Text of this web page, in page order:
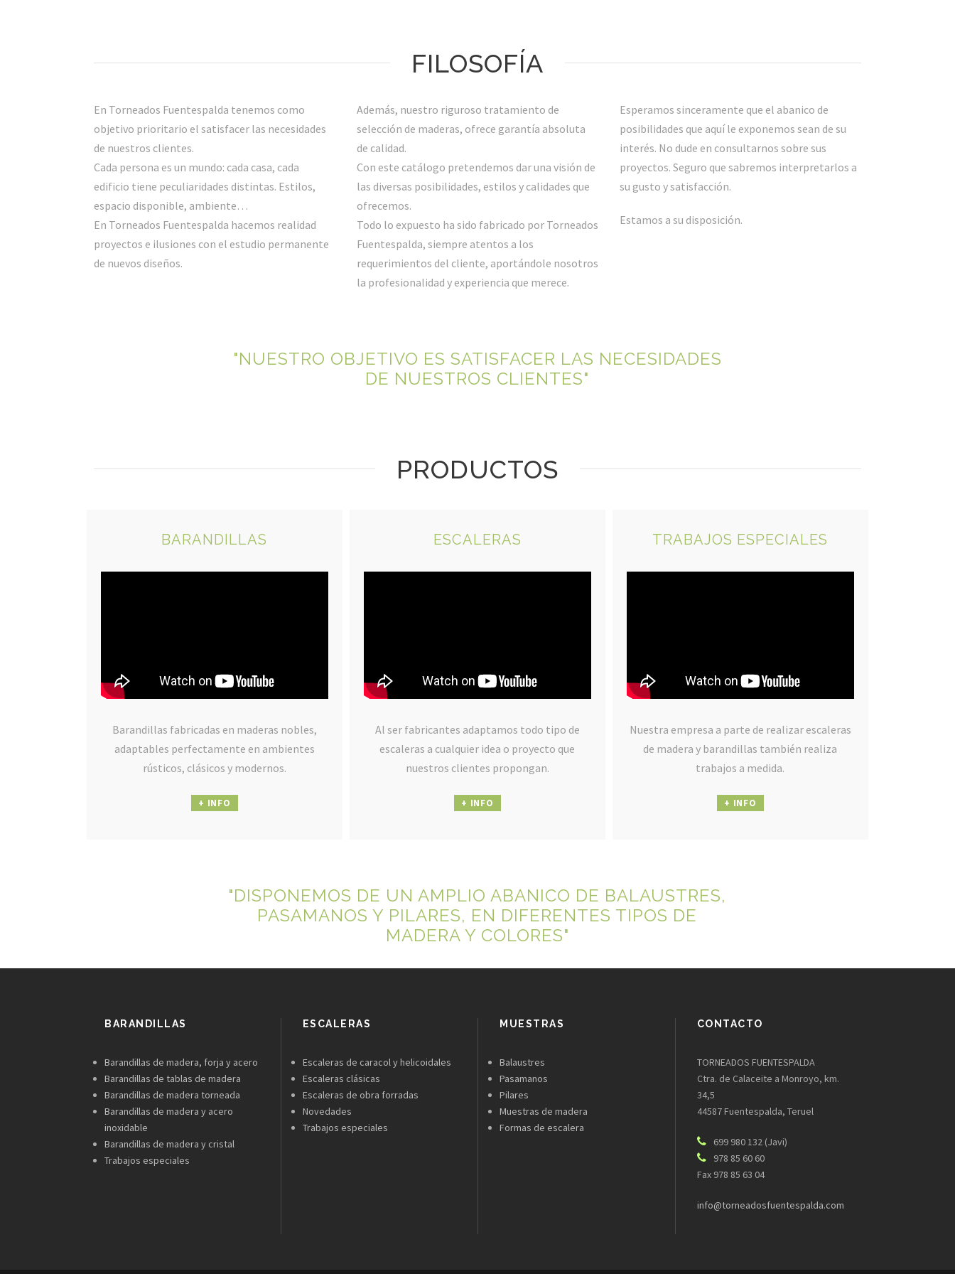
FILOSOFÍA
En Torneados Fuentespalda tenemos como
objetivo prioritario el satisfacer las necesidades
de nuestros clientes.
Cada persona es un mundo: cada casa, cada
edificio tiene peculiaridades distintas. Estilos,
espacio disponible, ambiente…
En Torneados Fuentespalda hacemos realidad
proyectos e ilusiones con el estudio permanente
de nuevos diseños.
Además, nuestro riguroso tratamiento de
selección de maderas, ofrece garantía absoluta
de calidad.
Con este catálogo pretendemos dar una visión de
las diversas posibilidades, estilos y calidades que
ofrecemos.
Todo lo expuesto ha sido fabricado por Torneados
Fuentespalda, siempre atentos a los
requerimientos del cliente, aportándole nosotros
la profesionalidad y experiencia que merece.
Esperamos sinceramente que el abanico de
posibilidades que aquí le exponemos sean de su
interés. No dude en consultarnos sobre sus
proyectos. Seguro que sabremos interpretarlos a
su gusto y satisfacción.
Estamos a su disposición.
"NUESTRO OBJETIVO ES SATISFACER LAS NECESIDADES
DE NUESTROS CLIENTES"
PRODUCTOS
BARANDILLAS
Barandillas fabricadas en maderas nobles,
adaptables perfectamente en ambientes
rústicos, clásicos y modernos.
+ INFO
ESCALERAS
Al ser fabricantes adaptamos todo tipo de
escaleras a cualquier idea o proyecto que
nuestros clientes propongan.
+ INFO
TRABAJOS ESPECIALES
Nuestra empresa a parte de realizar escaleras
de madera y barandillas también realiza
trabajos a medida.
+ INFO
"DISPONEMOS DE UN AMPLIO ABANICO DE BALAUSTRES,
PASAMANOS Y PILARES, EN DIFERENTES TIPOS DE
MADERA Y COLORES"
BARANDILLAS
Barandillas de madera, forja y acero
Barandillas de tablas de madera
Barandillas de madera torneada
Barandillas de madera y acero
inoxidable
Barandillas de madera y cristal
Trabajos especiales
ESCALERAS
Escaleras de caracol y helicoidales
Escaleras clásicas
Escaleras de obra forradas
Novedades
Trabajos especiales
MUESTRAS
Balaustres
Pasamanos
Pilares
Muestras de madera
Formas de escalera
CONTACTO
TORNEADOS FUENTESPALDA
Ctra. de Calaceite a Monroyo, km.
34,5
44587 Fuentespalda, Teruel
699 980 132 (Javi)
978 85 60 60
Fax 978 85 63 04
info@torneadosfuentespalda.com